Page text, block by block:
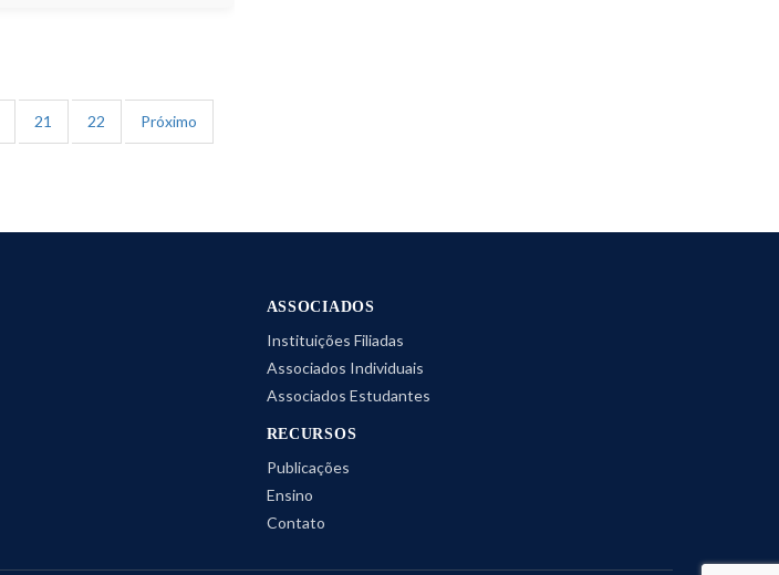
21 22 Próximo
ASSOCIADOS
Instituições Filiadas
Associados Individuais
Associados Estudantes
RECURSOS
Publicações
Ensino
Contato